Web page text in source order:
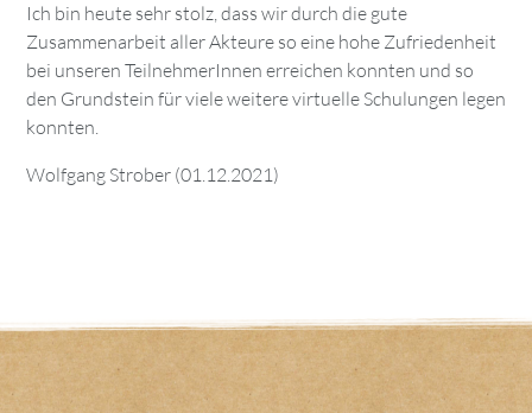
Ich bin heute sehr stolz, dass wir durch die gute
Zusammenarbeit aller Akteure so eine hohe Zufriedenheit
bei unseren TeilnehmerInnen erreichen konnten und so
den Grundstein für viele weitere virtuelle Schulungen legen
konnten.
Wolfgang Strober (01.12.2021)